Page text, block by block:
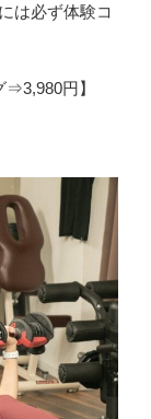
は必ず体験コ
円】